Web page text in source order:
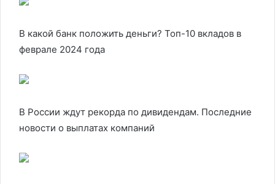
В какой банк положить деньги? Топ-10 вкладов в
феврале 2024 года
В России ждут рекорда по дивидендам. Последние
новости о выплатах компаний